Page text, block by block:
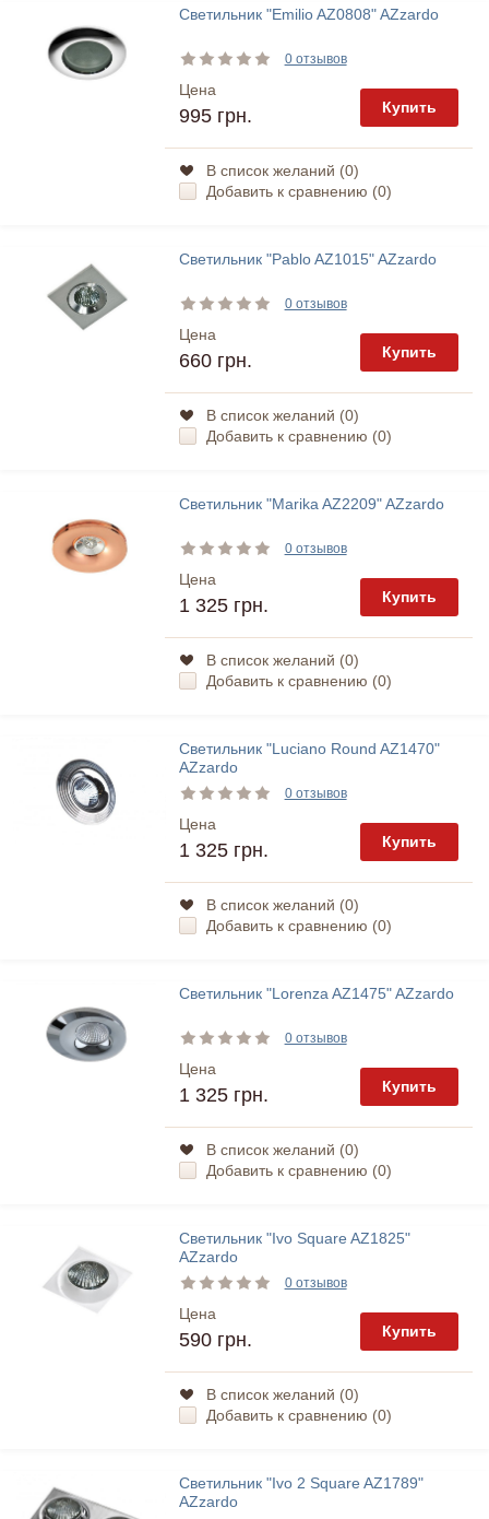
Светильник "Emilio AZ0808" AZzardo
0 отзывов
Цена
995 грн. Купить
В список желаний (0)
Добавить к сравнению (0)
Светильник "Pablo AZ1015" AZzardo
0 отзывов
Цена
660 грн. Купить
В список желаний (0)
Добавить к сравнению (0)
Светильник "Marika AZ2209" AZzardo
0 отзывов
Цена
1 325 грн. Купить
В список желаний (0)
Добавить к сравнению (0)
Светильник "Luciano Round AZ1470"
AZzardo
0 отзывов
Цена
1 325 грн. Купить
В список желаний (0)
Добавить к сравнению (0)
Светильник "Lorenza AZ1475" AZzardo
0 отзывов
Цена
1 325 грн. Купить
В список желаний (0)
Добавить к сравнению (0)
Светильник "Ivo Square AZ1825"
AZzardo
0 отзывов
Цена
590 грн. Купить
В список желаний (0)
Добавить к сравнению (0)
Светильник "Ivo 2 Square AZ1789"
AZzardo